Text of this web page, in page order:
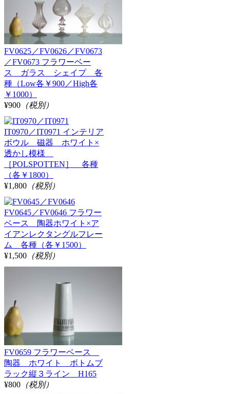
FV0625／FV0626／FV0673
／FV0673 フラワーベー
ス ガラス シェイプ 各
種（Low各￥900／High各
￥1000）
¥900 （税別）
IT0970／IT0971 インテリア
ボウル 磁器 ホワイト×
透かし模様
［POLSPOTTEN］ 各種
（各￥1800）
¥1,800 （税別）
FV0645／FV0646 フラワー
ベース 陶器ホワイト×ア
イアンレクタングルフレー
ム 各種（各￥1500）
¥1,500 （税別）
FV0659 フラワーベース
陶器 ホワイト ボトムブ
ラック縦３ライン H165
¥800 （税別）